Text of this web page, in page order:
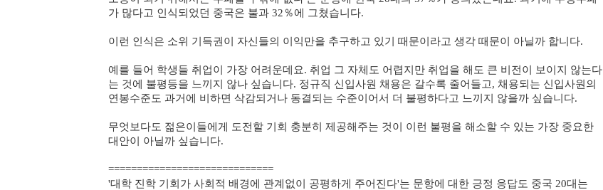
가 많다고 인식되었던 중국은 불과 32％에 그쳤습니다.
이런 인식은 소위 기득권이 자신들의 이익만을 추구하고 있기 때문이라고 생각 때문이 아닐까 합니다.
예를 들어 학생들 취업이 가장 어려운데요. 취업 그 자체도 어렵지만 취업을 해도 큰 비전이 보이지 않는다
는 것에 불평등을 느끼지 않나 싶습니다. 정규직 신입사원 채용은 갈수록 줄어들고, 채용되는 신입사원의
연봉수준도 과거에 비하면 삭감되거나 동결되는 수준이어서 더 불평하다고 느끼지 않을까 싶습니다.
무엇보다도 젊은이들에게 도전할 기회 충분히 제공해주는 것이 이런 불평을 해소할 수 있는 가장 중요한
대안이 아닐까 싶습니다.
=============================
'대학 진학 기회가 사회적 배경에 관계없이 공평하게 주어진다'는 문항에 대한 긍정 응답도 중국 20대는